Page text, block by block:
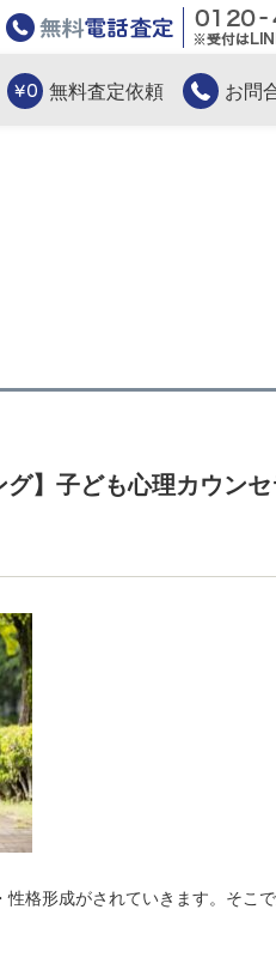
無料査定依頼 お問
グ】子ども心理カウン
格形成がされていきます。そこ